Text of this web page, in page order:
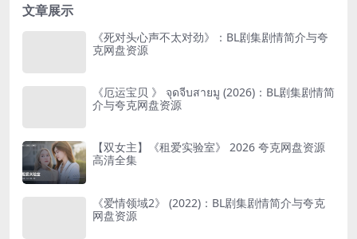
文章展示
《死对头心声不太对劲》：BL剧集剧情简介与夸
克网盘资源
《厄运宝贝 》 จุดจีบสายมู (2026)：BL剧集剧情简
介与夸克网盘资源
【双女主】《租爱实验室》 2026 夸克网盘资源
高清全集
《爱情领域2》 (2022)：BL剧集剧情简介与夸克
网盘资源